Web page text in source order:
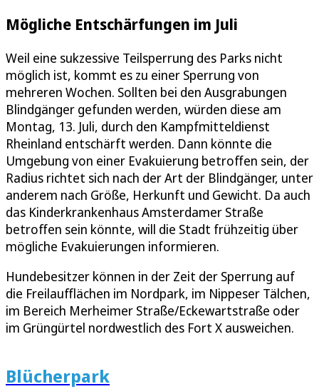
Mögliche Entschärfungen im Juli
Weil eine sukzessive Teilsperrung des Parks nicht
möglich ist, kommt es zu einer Sperrung von
mehreren Wochen. Sollten bei den Ausgrabungen
Blindgänger gefunden werden, würden diese am
Montag, 13. Juli, durch den Kampfmitteldienst
Rheinland entschärft werden. Dann könnte die
Umgebung von einer Evakuierung betroffen sein, der
Radius richtet sich nach der Art der Blindgänger, unter
anderem nach Größe, Herkunft und Gewicht. Da auch
das Kinderkrankenhaus Amsterdamer Straße
betroffen sein könnte, will die Stadt frühzeitig über
mögliche Evakuierungen informieren.
Hundebesitzer können in der Zeit der Sperrung auf
die Freilaufflächen im Nordpark, im Nippeser Tälchen,
im Bereich Merheimer Straße/Eckewartstraße oder
im Grüngürtel nordwestlich des Fort X ausweichen.
Blücherpark